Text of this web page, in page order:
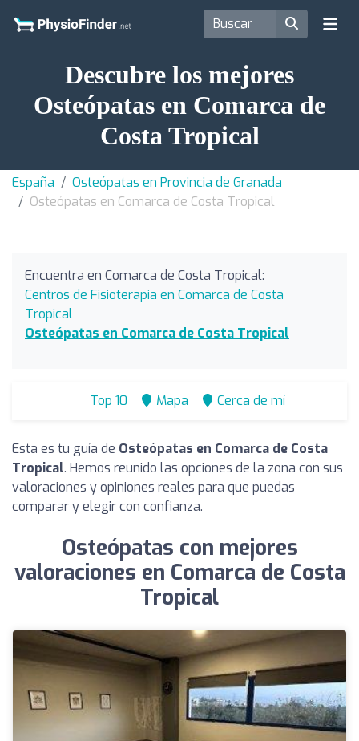
Descubre los mejores
Osteópatas en Comarca de
Costa Tropical
España
Osteópatas en Provincia de Granada
Osteópatas en Comarca de Costa Tropical
Encuentra en Comarca de Costa Tropical:
Centros de Fisioterapia en Comarca de Costa
Tropical
Osteópatas en Comarca de Costa Tropical
Top 10 Mapa Cerca de mí
Esta es tu guía de Osteópatas en Comarca de Costa
Tropical. Hemos reunido las opciones de la zona con sus
valoraciones y opiniones reales para que puedas
comparar y elegir con confianza.
Osteópatas con mejores
valoraciones en Comarca de Costa
Tropical